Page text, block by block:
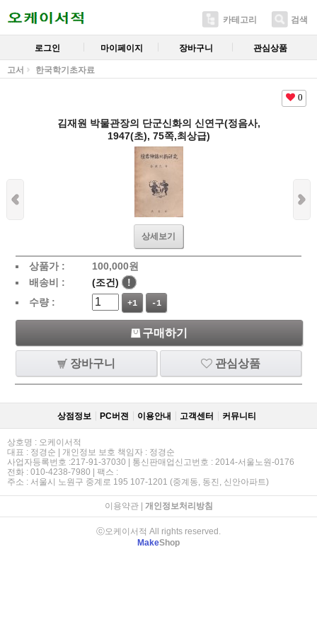
카테고리 검색
로그인 마이페이지 장바구니 관심상품
고서 한국학기초자료
0
김재원 박물관장의 단군신화의 신연구(정음사,
1947(초), 75쪽,최상급)
상세보기
상품가 : 100,000원
배송비 :
(조건)
!
수량 :
+1 -1
구매하기
장바구니 관심상품
상점정보 PC버젼 이용안내 고객센터 커뮤니티
상호명 : 오케이서적
대표 : 정경순 | 개인정보 보호 책임자 : 정경순
사업자등록번호 :217-91-37030 | 통신판매업신고번호 : 2014-서울노원-0176
전화 : 010-4238-7980 | 팩스 :
주소 : 서울시 노원구 중계로 195 107-1201 (중계동, 동진, 신안아파트)
이용약관| 개인정보처리방침
ⓒ오케이서적 All rights reserved.
MakeShop